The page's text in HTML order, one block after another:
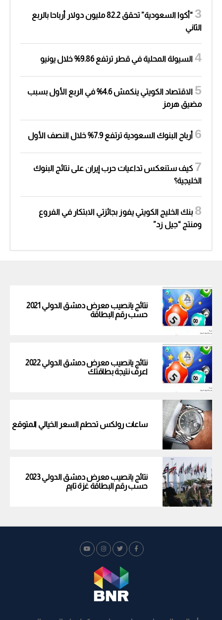
“أكوا السعودية” تحقق 82.2 مليون دولار أرباحا بالربع
الثاني
السيولة المحلية في قطر ترتفع 9.86% خلال يونيو
الاقتصاد الكويتي ينكمش 4.6% في الربع الأول بسبب
مضيق هرمز
أرباح البنوك السعودية ترتفع 7.9% خلال النصف الأول
كيف ستنعكس تداعيات حرب إيران على نتائج البنوك
الخليجية؟
بنك الخليج الكويتي يفوز بجائزتي الابتكار في الفروع
ومنتج “جيل زد”
نتائج يانصيب معرض دمشق الدولي 2021
حسب رقم البطاقة
نتائج يانصيب معرض دمشق الدولي 2022
اعرف نتيجة بطاقتك
ساعات رولكس تحطم السعر الخيالي المتوقع
نتائج يانصيب معرض دمشق الدولي 2023
حسب رقم البطاقة غزة تايم